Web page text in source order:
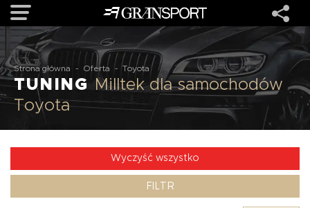
OFERTA
MARKI
O NAS
Strona główna - Oferta - Toyota
TUNING
Milltek dla samochodów
Toyota
Wyczyść wszystko
FILTR